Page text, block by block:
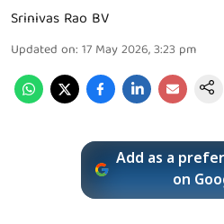
Srinivas Rao BV
Updated on: 17 May 2026, 3:23 pm
Add as a
on